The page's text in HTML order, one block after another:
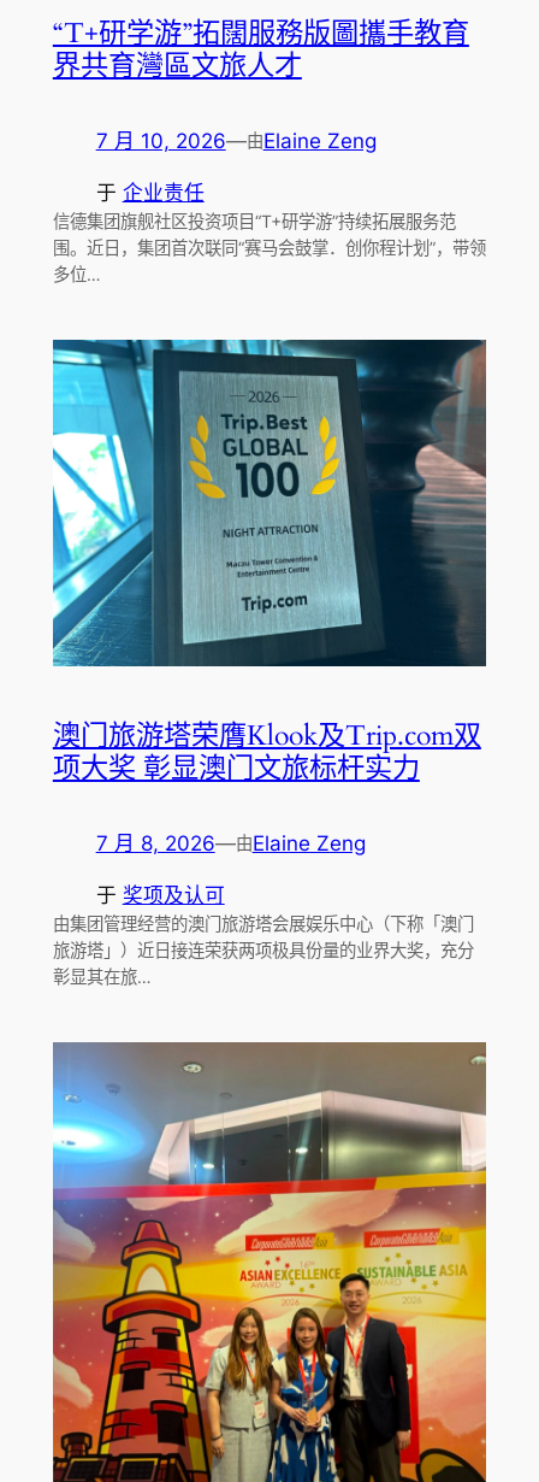
“T+研学游”拓闊服務版圖攜手教育
界共育灣區文旅人才
7 月 10, 2026—由Elaine Zeng
于 企业责任
信德集团旗舰社区投资项目“T+研学游”持续拓展服务范
围。近日，集团首次联同“赛马会鼓掌．创你程计划”，带领
多位…
澳门旅游塔荣膺Klook及Trip.com双
项大奖 彰显澳门文旅标杆实力
7 月 8, 2026—由Elaine Zeng
于 奖项及认可
由集团管理经营的澳门旅游塔会展娱乐中心（下称「澳门
旅游塔」）近日接连荣获两项极具份量的业界大奖，充分
彰显其在旅…